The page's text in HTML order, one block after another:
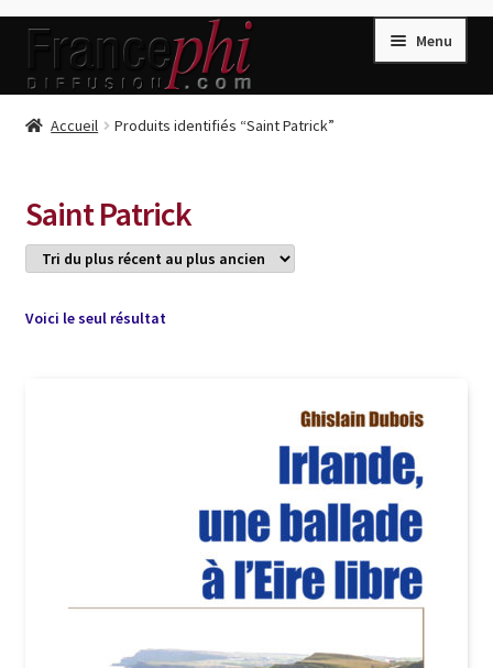
Aller
la
Aller
contenu
Menu
Accueil
Conditions de Vente
Connection
Nous Contacter
Accueil Produits identifiés “Saint Patrick”
Saint Patrick
Voici le seul résultat